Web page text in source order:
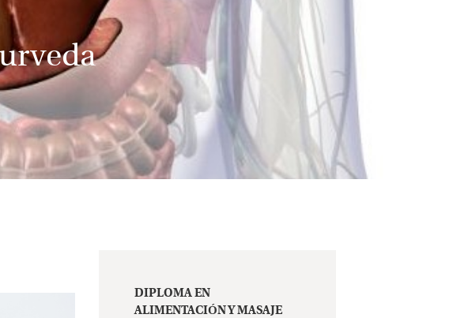
DIPLOMA EN
ALIMENTACIÓN Y MASAJE